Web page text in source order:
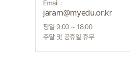
Email :
jaram@myedu.or.kr
평일 9:00 ~ 18:00
주말 및 공휴일 휴무